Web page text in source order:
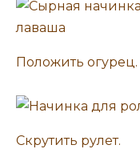
Положить огурец.
Скрутить рулет.